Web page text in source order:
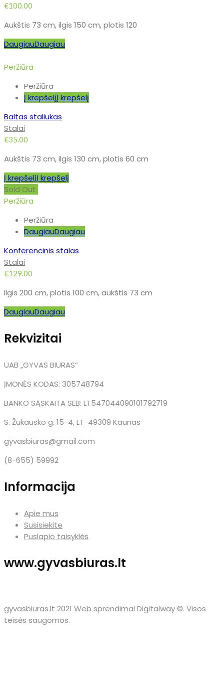
€100.00
Aukštis 73 cm, ilgis 150 cm, plotis 120
DaugiauDaugiau
Peržiūra
Peržiūra
Į krepšelįĮ krepšelį
Baltas staliukas
Stalai
€35.00
Aukštis 73 cm, ilgis 130 cm, plotis 60 cm
Į krepšelįĮ krepšelį
Sold Out
Peržiūra
Peržiūra
DaugiauDaugiau
Konferencinis stalas
Stalai
€129.00
Ilgis 200 cm, plotis 100 cm, aukštis 73 cm
DaugiauDaugiau
Rekvizitai
UAB „GYVAS BIURAS“
ĮMONĖS KODAS: 305748794
BANKO SĄSKAITA SEB: LT547044090101792719
S. Žukausko g. 15-4, LT-49309 Kaunas
gyvasbiuras@gmail.com
(8-655) 59992
Informacija
Apie mus
Susisiekite
Puslapio taisyklės
www.gyvasbiuras.lt
gyvasbiuras.lt 2021 Web sprendimai Digitalway ©. Visos
teisės saugomos.